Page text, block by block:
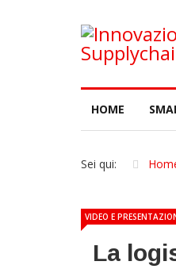
HOME
Sei qui:
VIDEO E
La